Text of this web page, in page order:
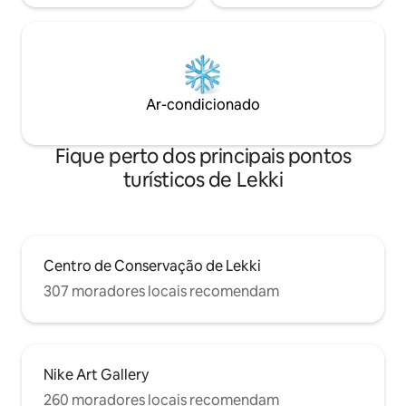
Ar-condicionado
Fique perto dos principais pontos
turísticos de Lekki
Centro de Conservação de Lekki
307 moradores locais recomendam
Nike Art Gallery
260 moradores locais recomendam